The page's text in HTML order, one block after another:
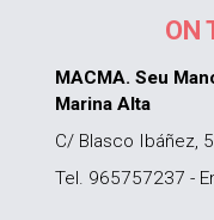
ON
MACMA. Seu
Marina Alta
C/ Blasco Ibáñez,
Tel. 965757237 -